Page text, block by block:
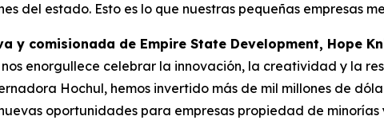
del estado. Esto es lo que nuestras pequeñas empresas
y comisionada de Empire State Development, Hope
enorgullece celebrar la innovación, la creatividad y la
Hochul, hemos invertido más de mil millones de
oportunidades para empresas propiedad de minorías